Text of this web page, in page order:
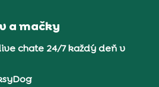
a mačky
chate 24/7 každý deň v